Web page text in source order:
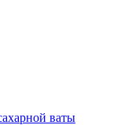
ваты